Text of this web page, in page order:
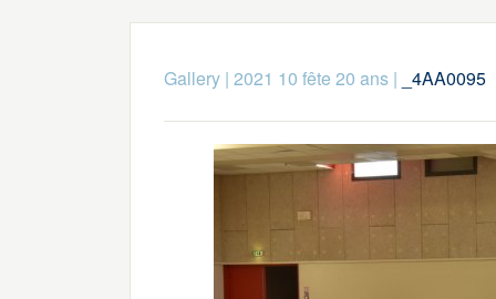
Gallery| 2021 10 fête 20 ans| _4AA0095